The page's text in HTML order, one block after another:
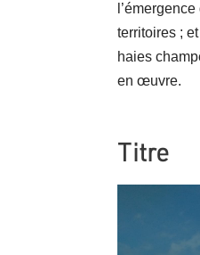
territoires ;
haies
en œuvre.
Titre